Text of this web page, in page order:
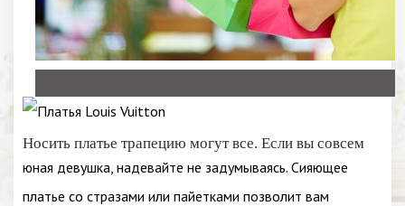
Носить платье трапецию могут все. Если вы совсем
юная девушка, надевайте не задумываясь. Сияющее
платье со стразами или пайетками позволит вам